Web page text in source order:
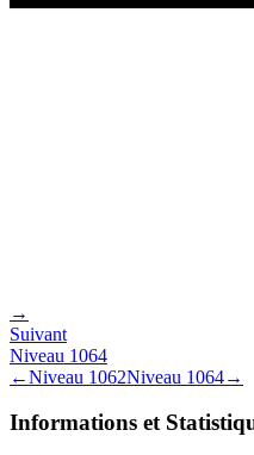
→
Suivant
Niveau 1064
←Niveau 1062Niveau 1064→
Informations et